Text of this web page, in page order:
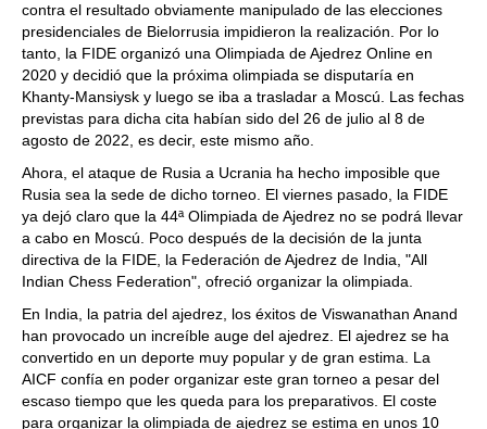
contra el resultado obviamente manipulado de las elecciones
presidenciales de Bielorrusia impidieron la realización. Por lo
tanto, la FIDE organizó una Olimpiada de Ajedrez Online en
2020 y decidió que la próxima olimpiada se disputaría en
Khanty-Mansiysk y luego se iba a trasladar a Moscú. Las fechas
previstas para dicha cita habían sido del 26 de julio al 8 de
agosto de 2022, es decir, este mismo año.
Ahora, el ataque de Rusia a Ucrania ha hecho imposible que
Rusia sea la sede de dicho torneo. El viernes pasado, la FIDE
ya dejó claro que la 44ª Olimpiada de Ajedrez no se podrá llevar
a cabo en Moscú. Poco después de la decisión de la junta
directiva de la FIDE, la Federación de Ajedrez de India, "All
Indian Chess Federation", ofreció organizar la olimpiada.
En India, la patria del ajedrez, los éxitos de Viswanathan Anand
han provocado un increíble auge del ajedrez. El ajedrez se ha
convertido en un deporte muy popular y de gran estima. La
AICF confía en poder organizar este gran torneo a pesar del
escaso tiempo que les queda para los preparativos. El coste
para organizar la olimpiada de ajedrez se estima en unos 10